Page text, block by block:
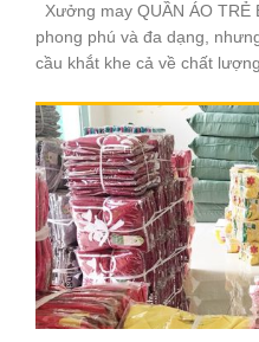
Xưởng may QUẦN ÁO TRẺ
phong phú và đa dạng,
cầu khắt khe cả về chất